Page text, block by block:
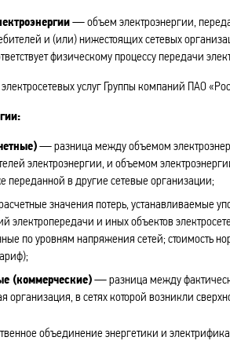
— объем электроэнергии,
и (или) нижестоящих сетевых
физическому процессу передачи
услуг Группы компаний ПАО
— разница между объемом
электроэнергии, и объемом
переданной в другие сетевые организации;
значения потерь, устанавливаемые
электропередачи и иных объектов
по уровням напряжения сетей; стоимость
(коммерческие)— разница между
организация, в сетях которой возникли
объединение энергетики и